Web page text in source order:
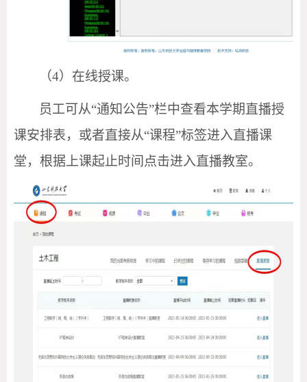
（4） 在线授课。
员工可从“通知公告”栏中查看本学期直播授
课安排表，或者直接从“课程”标签进入直播课
堂，根据上课起止时间点击进入直播教室。